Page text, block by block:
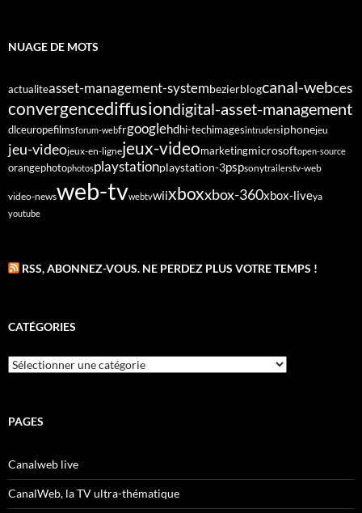
NUAGE DE MOTS
actualiteasset-management-systembezierblogcanal-webces
convergencediffusiondigital-asset-management
dlceuropefilmsforum-webfrgooglehdhi-techimagesintrudersiphonejeu
jeu-videojeux-en-lignejeux-videomarketingmicrosoftopen-source
orangephotophotosplaystationplaystation-3pspsonytrailerstv-web
video-newsweb-tvwebtvwiixboxxbox-360xbox-liveya
youtube
RSS, ABONNEZ-VOUS. NE PERDEZ PLUS VOTRE TEMPS !
CATÉGORIES
Catégories
PAGES
Canalweb live
CanalWeb, la TV ultra-thématique